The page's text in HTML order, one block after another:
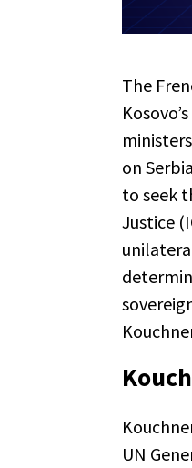
The
on
to seek
Justice
UN